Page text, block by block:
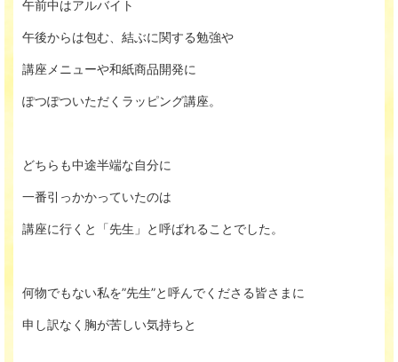
午前中はアルバイト
午後からは包む、結ぶに関する勉強や
講座メニューや和紙商品開発に
ぽつぽついただくラッピング講座。
どちらも中途半端な自分に
一番引っかかっていたのは
講座に行くと「先生」と呼ばれることでした。
何物でもない私を”先生”と呼んでくださる皆さまに
申し訳なく胸が苦しい気持ちと